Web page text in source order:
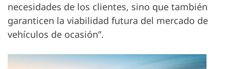
necesidades de los clientes, sino que también
garanticen la viabilidad futura del mercado de
vehículos de ocasión”.